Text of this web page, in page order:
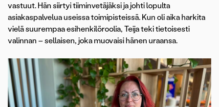
vastuut. Hän siirtyi tiiminvetäjäksi ja johti lopulta
asiakaspalvelua useissa toimipisteissä. Kun oli aika harkita
vielä suurempaa esihenkilöroolia, Teija teki tietoisesti
valinnan – sellaisen, joka muovaisi hänen uraansa.